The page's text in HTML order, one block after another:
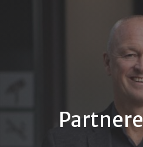
Partnere